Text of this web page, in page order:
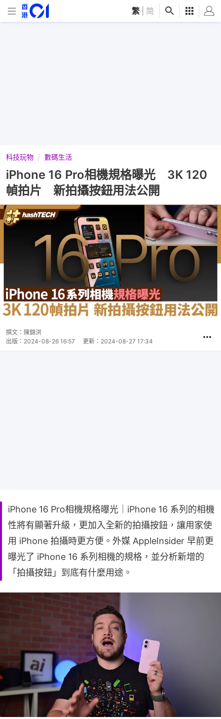
繁 简
科技玩物 數碼生活
iPhone 16 Pro相機規格曝光 3K 120
幀拍片 新拍攝按鈕用法公開
撰文： 陳錦洪
出版： 2024-08-26 16:57 更新： 2024-08-27 17:34
iPhone 16 Pro相機規格曝光｜iPhone 16 系列的相機
性將有顯著升級，更加入全新的拍攝按鈕，讓用家使
用 iPhone 拍攝時更方便。外媒 AppleInsider 早前更
曝光了 iPhone 16 系列相機的規格，並分析新增的
「拍攝按鈕」到底有什麼用途。